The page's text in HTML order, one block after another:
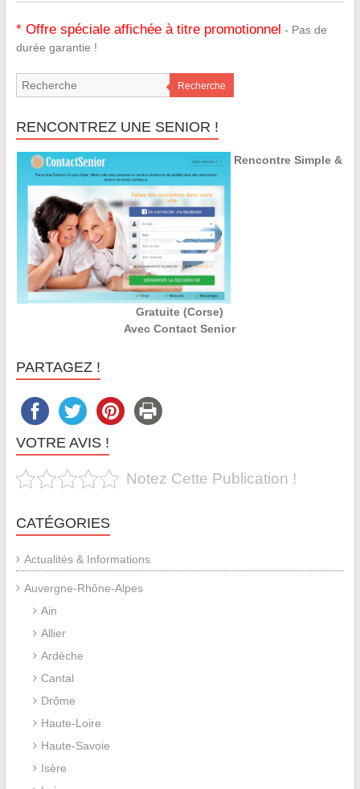
* Offre spéciale affichée à titre promotionnel - Pas de
durée garantie !
Recherche
RENCONTREZ UNE SENIOR !
Rencontre Simple &
Gratuite (Corse)
Avec Contact Senior
PARTAGEZ !
VOTRE AVIS !
Notez Cette Publication !
CATÉGORIES
Actualités & Informations
Auvergne-Rhône-Alpes
Ain
Allier
Ardèche
Cantal
Drôme
Haute-Loire
Haute-Savoie
Isère